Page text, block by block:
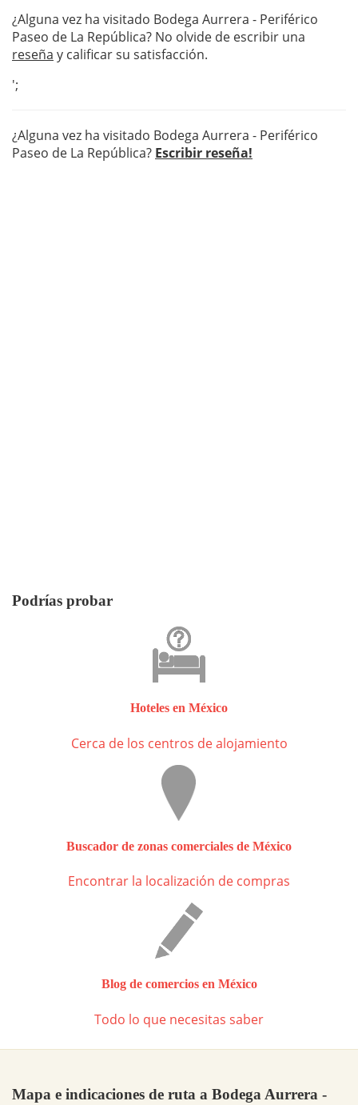
¿Alguna vez ha visitado Bodega Aurrera - Periférico
Paseo de La República? No olvide de escribir una
reseña y calificar su satisfacción.
';
¿Alguna vez ha visitado Bodega Aurrera - Periférico
Paseo de La República? Escribir reseña!
Podrías probar
Hoteles en México
Cerca de los centros de alojamiento
Buscador de zonas comerciales de México
Encontrar la localización de compras
Blog de comercios en México
Todo lo que necesitas saber
Mapa e indicaciones de ruta a Bodega Aurrera -